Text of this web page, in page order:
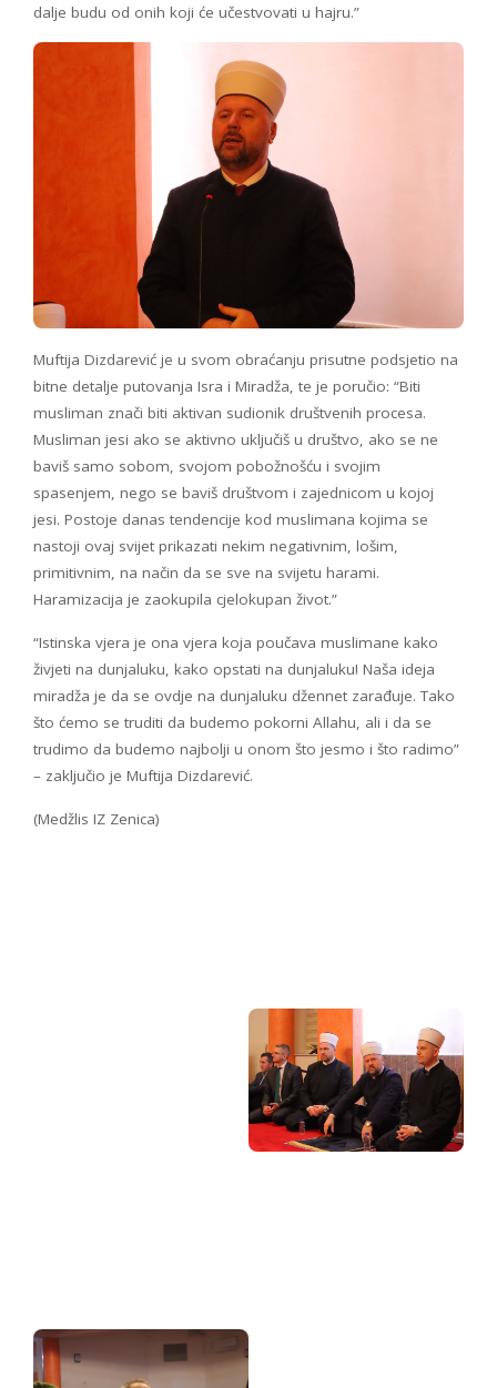
dalje budu od onih koji će učestvovati u hajru.”
Muftija Dizdarević je u svom obraćanju prisutne podsjetio na
bitne detalje putovanja Isra i Miradža, te je poručio: “Biti
musliman znači biti aktivan sudionik društvenih procesa.
Musliman jesi ako se aktivno uključiš u društvo, ako se ne
baviš samo sobom, svojom pobožnošću i svojim
spasenjem, nego se baviš društvom i zajednicom u kojoj
jesi. Postoje danas tendencije kod muslimana kojima se
nastoji ovaj svijet prikazati nekim negativnim, lošim,
primitivnim, na način da se sve na svijetu harami.
Haramizacija je zaokupila cjelokupan život.”
“Istinska vjera je ona vjera koja poučava muslimane kako
živjeti na dunjaluku, kako opstati na dunjaluku! Naša ideja
miradža je da se ovdje na dunjaluku džennet zarađuje. Tako
što ćemo se truditi da budemo pokorni Allahu, ali i da se
trudimo da budemo najbolji u onom što jesmo i što radimo”
– zaključio je Muftija Dizdarević.
(Medžlis IZ Zenica)